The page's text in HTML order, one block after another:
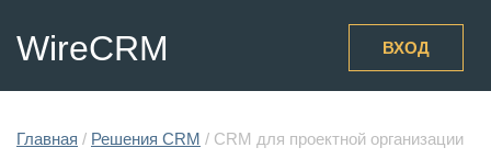
WireCRM ВХОД
Главная / Решения CRM / CRM для проектной организации